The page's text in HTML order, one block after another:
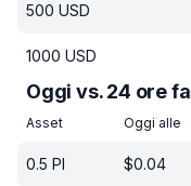
500 USD
1000 USD
Oggi vs. 24 ore fa
Asset Oggi alle
0.5 PI $0.04